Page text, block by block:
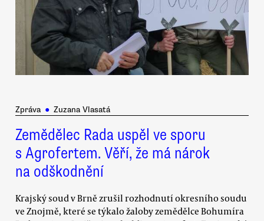
Zpráva ● Zuzana Vlasatá
Zemědělec Rada uspěl ve sporu
s Agrofertem. Věří, že má nárok
na odškodnění
Krajský soud v Brně zrušil rozhodnutí okresního soudu
ve Znojmě, které se týkalo žaloby zemědělce Bohumíra